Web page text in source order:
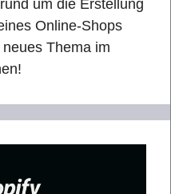
um die Erstellung
Online-Shops
Thema im